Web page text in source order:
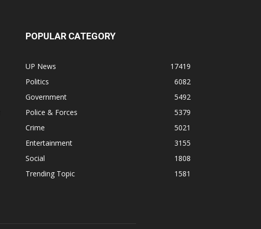
POPULAR CATEGORY
UP News
17419
Politics
6082
Government
5492
Police & Forces
5379
Crime
5021
Entertainment
3155
Social
1808
Trending Topic
1581